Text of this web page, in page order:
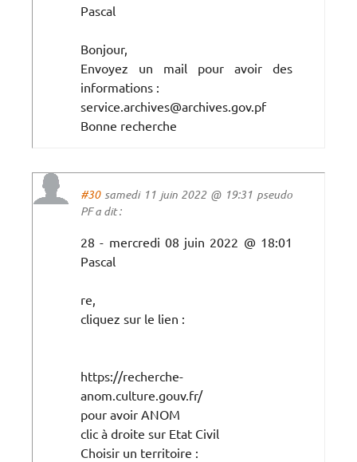
Pascal
Bonjour,
Envoyez un mail pour avoir des
informations :
service.archives@archives.gov.pf
Bonne recherche
#30samedi 11 juin 2022 @ 19:31 pseudo
PF a dit :
28 - mercredi 08 juin 2022 @ 18:01
Pascal
re,
cliquez sur le lien :
https://recherche-
anom.culture.gouv.fr/
pour avoir ANOM
clic à droite sur Etat Civil
Choisir un territoire :